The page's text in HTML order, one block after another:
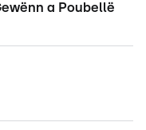
a Poubellë